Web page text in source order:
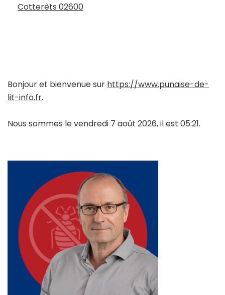
Cotterêts 02600
Bonjour et bienvenue sur https://www.punaise-de-
lit-info.fr.
Nous sommes le vendredi 7 août 2026, il est 05:21.